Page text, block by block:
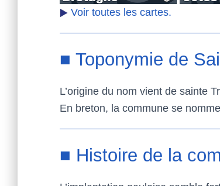
Voir toutes les cartes.
■ Toponymie de
L’origine du nom vient de sainte
En breton, la commune se nomme
■ Histoire de la